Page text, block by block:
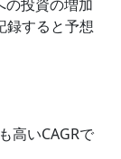
の投資の増加
録すると予想
高いCAGRで